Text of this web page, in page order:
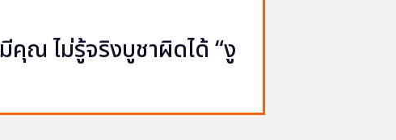
คุณ ไม่รู้จริงบูชาผิดได้ “งู